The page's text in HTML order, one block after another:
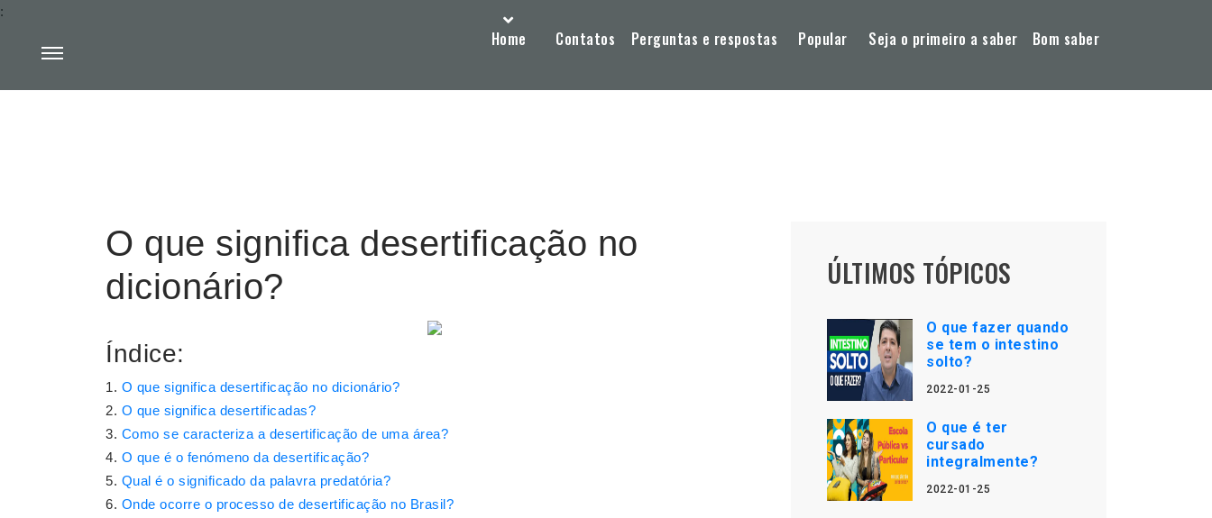
Home Contatos Perguntas e respostas Popular Seja o primeiro a saber Bom saber
:
O que significa desertificação no
dicionário?
Índice:
O que significa desertificação no dicionário?
O que significa desertificadas?
Como se caracteriza a desertificação de uma área?
O que é o fenómeno da desertificação?
Qual é o significado da palavra predatória?
Onde ocorre o processo de desertificação no Brasil?
ÚLTIMOS TÓPICOS
O que fazer quando
se tem o intestino
solto?
2022-01-25
O que é ter
cursado
integralmente?
2022-01-25